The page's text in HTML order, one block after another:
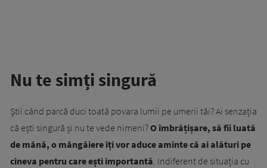
Nu te simți singură
Știi când parcă duci toată povara lumii pe umerii tăi? Ai senzația
că ești singură și nu te vede nimeni?O îmbrățișare, să fii luată
de mână, o mângâiere îți vor aduce aminte că ai alături pe
cineva pentru care ești importantă. Indiferent de situația cu